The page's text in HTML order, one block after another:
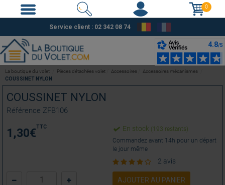
0
Service client : 02 342 08 74
COUSSINET NYLON
Référence ZFB106
1,30€TTC En stock (193 restants)
Commandez avant 14h pour un départ
le jour même
2 avis
AJOUTER AU PANIER
La boutique du volet Pièces détachées volet Accessoires
Accessoires mécanismes
COUSSINET NYLON